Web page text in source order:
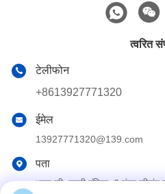
त्वरित
टेलीफोन
+8613927771320
ईमेल
13927771320@139.com
पता
भवन जी, दूसरी मंजिल, 6 नंबर कीहांग